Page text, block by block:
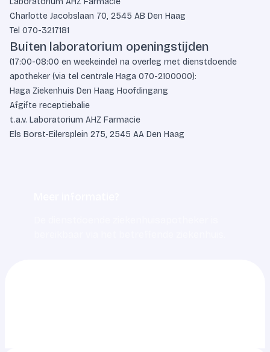
Charlotte Jacobslaan 70, 2545 AB Den Haag
Tel 070-3217181
Buiten laboratorium openingstijden
(17:00-08:00 en weekeinde) na overleg met dienstdoende
apotheker (via tel centrale Haga 070-2100000):
Haga Ziekenhuis Den Haag Hoofdingang
Afgifte receptiebalie
t.a.v. Laboratorium AHZ Farmacie
Els Borst-Eilersplein 275, 2545 AA Den Haag